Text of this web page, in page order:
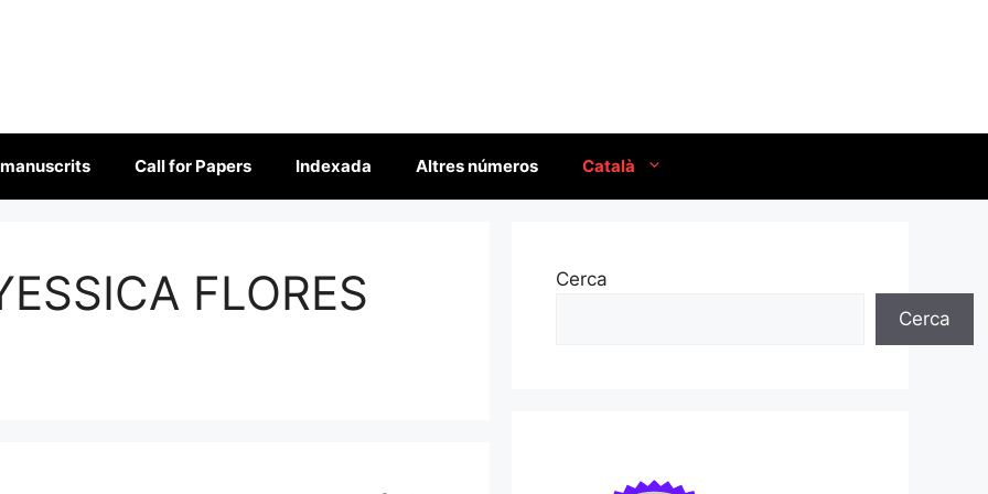
Call for Papers Indexada Altres números Català
FLORES
Cerca
Cerca